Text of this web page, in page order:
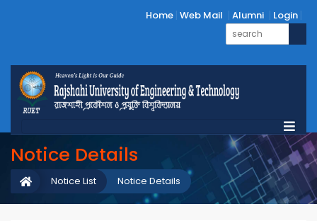
Home Web Mail Alumni Login
Notice Details
Notice Details
Notice List